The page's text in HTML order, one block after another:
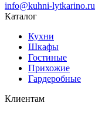
info@kuhni-lytkarino.ru
Каталог
Кухни
Шкафы
Гостиные
Прихожие
Гардеробные
Клиентам